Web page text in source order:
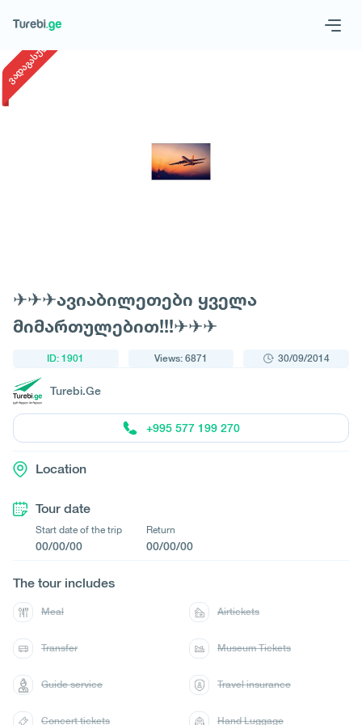
Request a tour
ვადაგასული
✈✈✈ავიაბილეთები ყველა
მიმართულებით!!!✈✈✈
ID: 1901 Views: 6871 30/09/2014
Turebi.Ge
+995 577 199 270
Location
Tour date
Start date of the trip
00/00/00
Return
00/00/00
The tour includes
Meal Airtickets
Transfer Museum Tickets
Guide service Travel insurance
Concert tickets Hand Luggage